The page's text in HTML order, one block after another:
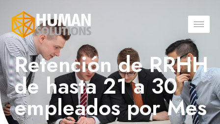
Retención de RRHH
de hasta 21 a 30
empleados por Mes